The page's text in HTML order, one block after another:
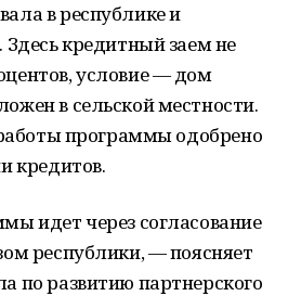
в республике и
Здесь кредитный заем не
условие — дом
в сельской местности.
программы одобрено
кредитов.
идет через согласование
республики, — поясняет
по развитию партнерского